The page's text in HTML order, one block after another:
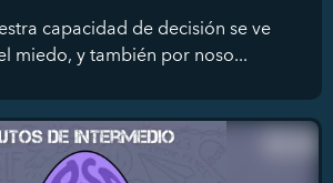
capacidad de decisión se ve
miedo, y también por noso...